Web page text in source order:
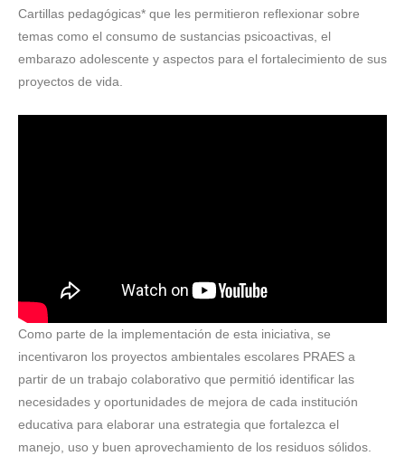
Cartillas pedagógicas* que les permitieron reflexionar sobre
temas como el consumo de sustancias psicoactivas, el
embarazo adolescente y aspectos para el fortalecimiento de sus
proyectos de vida.
Como parte de la implementación de esta iniciativa, se
incentivaron los proyectos ambientales escolares PRAES a
partir de un trabajo colaborativo que permitió identificar las
necesidades y oportunidades de mejora de cada institución
educativa para elaborar una estrategia que fortalezca el
manejo, uso y buen aprovechamiento de los residuos sólidos.